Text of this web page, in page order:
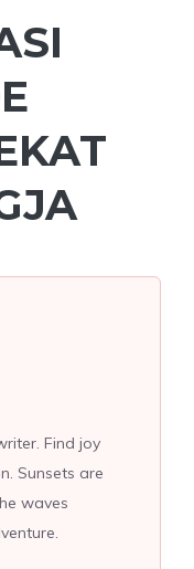
Find joy
Sunsets are
waves